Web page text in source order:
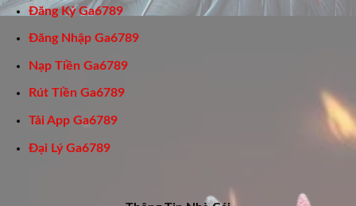
Đăng Ký Ga6789
Đăng Nhập Ga6789
Nạp Tiền Ga6789
Rút Tiền Ga6789
Tải App Ga6789
Đại Lý Ga6789